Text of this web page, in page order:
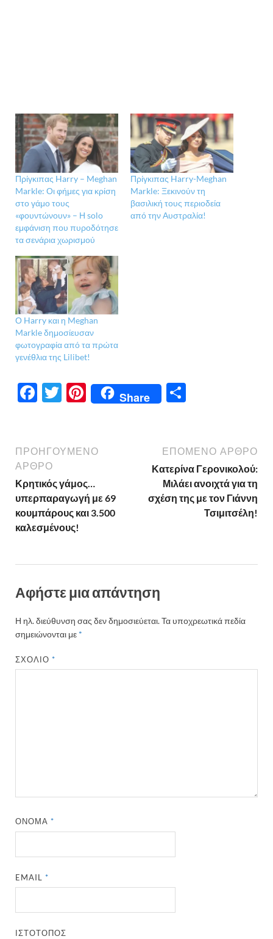
Πρίγκιπας Harry – Meghan
Markle: Οι φήμες για κρίση
στο γάμο τους
«φουντώνουν» – Η solo
εμφάνιση που πυροδότησε
τα σενάρια χωρισμού
Πρίγκιπας Harry-Meghan
Markle: Ξεκινούν τη
βασιλική τους περιοδεία
από την Αυστραλία!
Ο Harry και η Meghan
Markle δημοσίευσαν
φωτογραφία από τα πρώτα
γενέθλια της Lilibet!
F
b
o
o
k
T
er
Pi
es
Share
α
σ
τε
ίτ
ΠΡΟΗΓΟΎΜΕΝΟ
ΆΡΘΡΟ
Κρητικός γάμος…
υπερπαραγωγή με 69
κουμπάρους και 3.500
καλεσμένους!
ΕΠΌΜΕΝΟ ΆΡΘΡΟ
Κατερίνα Γερονικολού:
Μιλάει ανοιχτά για τη
σχέση της με τον Γιάννη
Τσιμιτσέλη!
Αφήστε μια απάντηση
Η ηλ. διεύθυνση σας δεν δημοσιεύεται.Τα υποχρεωτικά πεδία
σημειώνονται με *
ΣΧΌΛΙΟ*
ΌΝΟΜΑ*
EMAIL*
ΙΣΤΌΤΟΠΟΣ